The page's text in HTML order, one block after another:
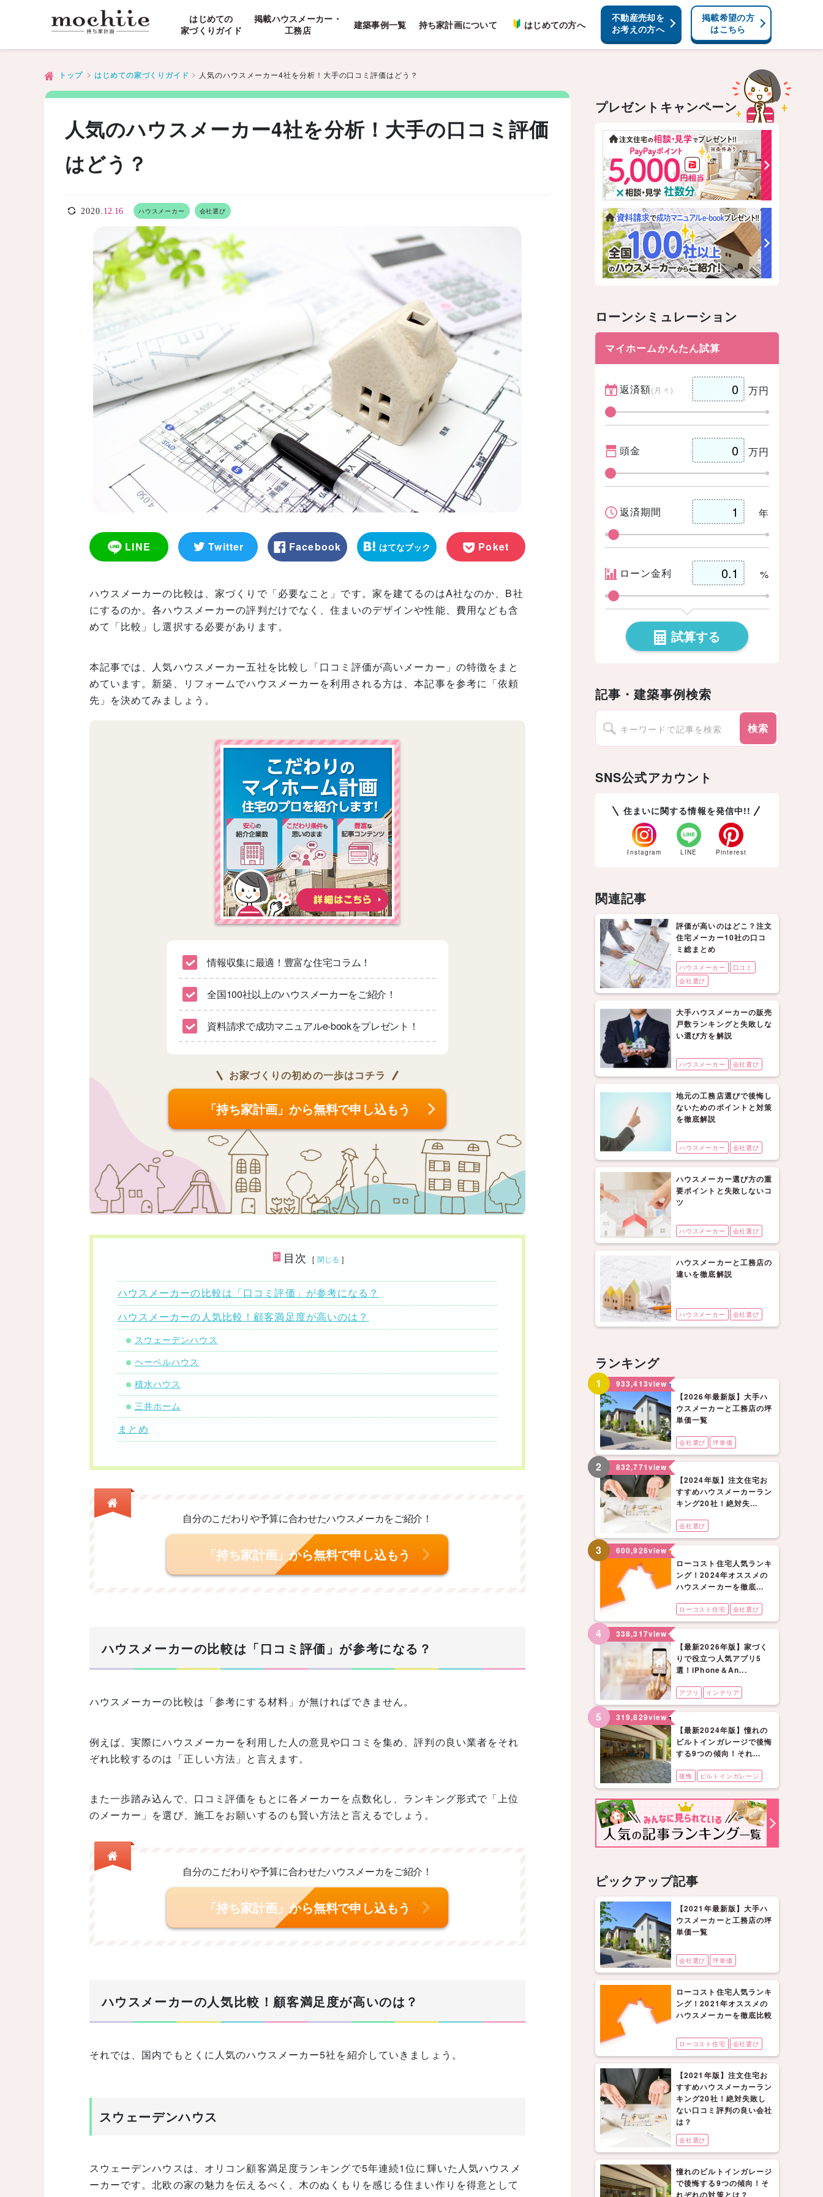
はじめての
家づくりガイド
掲載ハウスメーカー・
工務店
建築事例一覧 持ち家計画について はじめての方へ
不動産売却を
お考えの方へ
掲載希望の方
はこちら
トップ はじめての家づくりガイド 人気のハウスメーカー4社を分析！大手の口コミ評価はどう？
人気のハウスメーカー4社を分析！大手の口コミ評価
はどう？
2020. 12.16 ハウスメーカー 会社選び
LINE Twitter Facebook はてなブック Poket
ハウスメーカーの比較は、家づくりで「必要なこと」です。家を建てるのはA社なのか、B社
にするのか。各ハウスメーカーの評判だけでなく、住まいのデザインや性能、費用なども含
めて「比較」し選択する必要があります。
本記事では、人気ハウスメーカー五社を比較し「口コミ評価が高いメーカー」の特徴をまと
めています。新築、リフォームでハウスメーカーを利用される方は、本記事を参考に「依頼
先」を決めてみましょう。
情報収集に最適！豊富な住宅コラム！
全国100社以上のハウスメーカーをご紹介！
資料請求で成功マニュアルe-bookをプレゼント！
お家づくりの初めの一歩はコチラ
「持ち家計画」から無料で申し込もう
目次 [ 閉じる ]
ハウスメーカーの比較は「口コミ評価」が参考になる？
ハウスメーカーの人気比較！顧客満足度が高いのは？
スウェーデンハウス
ヘーベルハウス
積水ハウス
三井ホーム
まとめ
自分のこだわりや予算に合わせたハウスメーカをご紹介！
「持ち家計画」から無料で申し込もう
ハウスメーカーの比較は「口コミ評価」が参考になる？
ハウスメーカーの比較は「参考にする材料」が無ければできません。
例えば、実際にハウスメーカーを利用した人の意見や口コミを集め、評判の良い業者をそれ
ぞれ比較するのは「正しい方法」と言えます。
また一歩踏み込んで、口コミ評価をもとに各メーカーを点数化し、ランキング形式で「上位
のメーカー」を選び、施工をお願いするのも賢い方法と言えるでしょう。
自分のこだわりや予算に合わせたハウスメーカをご紹介！
「持ち家計画」から無料で申し込もう
ハウスメーカーの人気比較！顧客満足度が高いのは？
それでは、国内でもとくに人気のハウスメーカー5社を紹介していきましょう。
スウェーデンハウス
スウェーデンハウスは、オリコン顧客満足度ランキングで5年連続1位に輝いた人気ハウスメ
ーカーです。北欧の家の魅力を伝えるべく、木のぬくもりを感じる住まい作りを得意として
プレゼントキャンペーン
ローンシミュレーション
マイホームかんたん試算
返済額(月々) 万円
頭金 万円
返済期間 年
ローン金利 %
試算する
記事・建築事例検索
検索
SNS公式アカウント
住まいに関する情報を発信中!!
Instagram LINE Pinterest
関連記事
評価が高いのはどこ？注文
住宅メーカー10社の口コ
ミ総まとめ
ハウスメーカー
口コミ
会社選び
大手ハウスメーカーの販売
戸数ランキングと失敗しな
い選び方を解説
ハウスメーカー 会社選び
地元の工務店選びで後悔し
ないためのポイントと対策
を徹底解説
ハウスメーカー 会社選び
ハウスメーカー選び方の重
要ポイントと失敗しないコ
ツ
ハウスメーカー 会社選び
ハウスメーカーと工務店の
違いを徹底解説
ハウスメーカー 会社選び
ランキング
1 933,413view
【2026年最新版】大手ハ
ウスメーカーと工務店の坪
単価一覧
会社選び 坪単価
2 832,771view
【2024年版】注文住宅お
すすめハウスメーカーラン
キング20社！絶対失...
会社選び
3 600,926view
ローコスト住宅人気ランキ
ング！2024年オススメの
ハウスメーカーを徹底...
ローコスト住宅 会社選び
4 338,317view
【最新2026年版】家づく
りで役立つ人気アプリ5
選！iPhone＆An...
アプリ インテリア
5 319,829view
【最新2024年版】憧れの
ビルトインガレージで後悔
する9つの傾向！それ...
後悔 ビルトインガレージ
ピックアップ記事
【2021年最新版】大手ハ
ウスメーカーと工務店の坪
単価一覧
会社選び 坪単価
ローコスト住宅人気ランキ
ング！2021年オススメの
ハウスメーカーを徹底比較
ローコスト住宅 会社選び
【2021年版】注文住宅お
すすめハウスメーカーラン
キング20社！絶対失敗し
ない口コミ評判の良い会社
は？
会社選び
憧れのビルトインガレージ
で後悔する9つの傾向！そ
れぞれの対策とは？